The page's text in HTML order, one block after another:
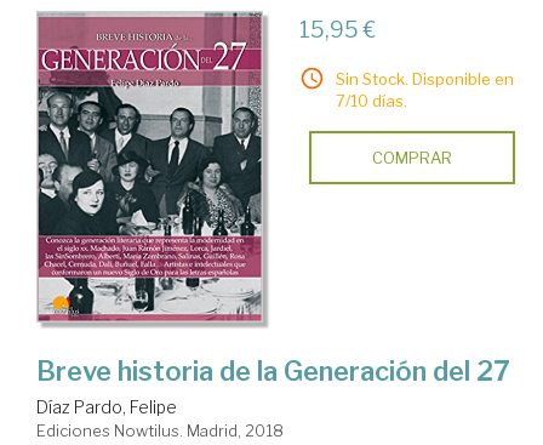
15,95 €
Sin Stock. Disponible en
7/10 días.
COMPRAR
Breve historia de la Generación del 27
Díaz Pardo, Felipe
Ediciones Nowtilus. Madrid, 2018